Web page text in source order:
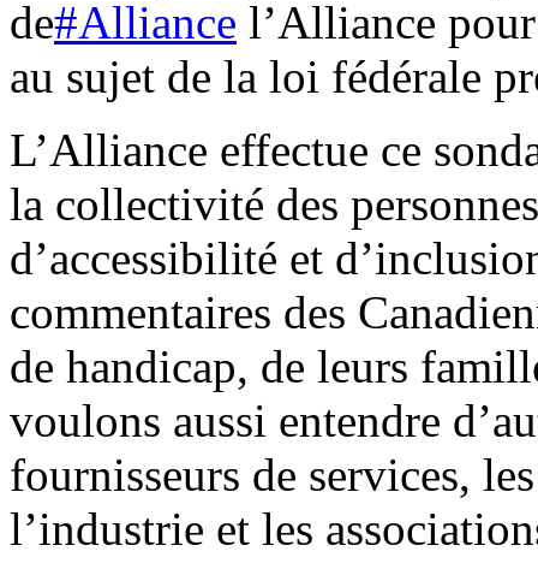
de#Alliance l’Alliance
au sujet de la loi fédérale
L’Alliance effectue ce
la collectivité des
d’accessibilité et
commentaires des
de handicap, de leurs
voulons aussi entendre
fournisseurs de services,
l’industrie et les